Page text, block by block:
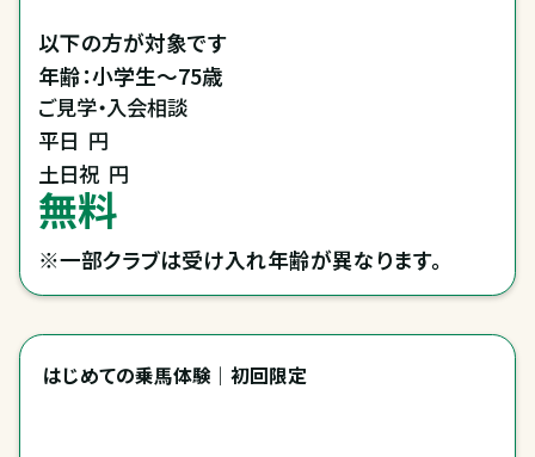
以下の方が対象です
年齢：小学生～75歳
ご見学・入会相談
平日 円
土日祝 円
無料
※一部クラブは受け入れ年齢が異なります。
はじめての乗馬体験｜初回限定